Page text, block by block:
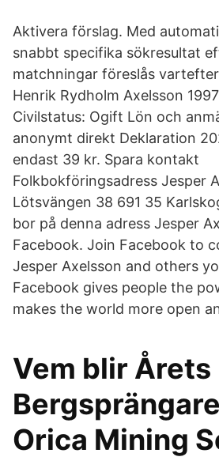
Aktivera förslag. Med
snabbt specifika sökresultat
matchningar föreslås
Henrik Rydholm Axelsson
Civilstatus: Ogift Lön och
anonymt direkt Deklaration
endast 39 kr. Spara kontakt
Folkbokföringsadress Jesper
Lötsvängen 38 691 35
bor på denna adress Jesper
Facebook. Join Facebook to
Jesper Axelsson and others
Facebook gives people the
makes the world more open
Vem blir Årets
Orica Mining